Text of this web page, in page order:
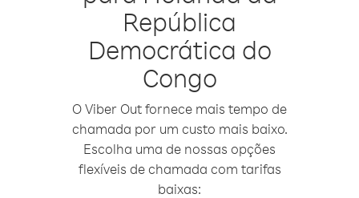
República
Democrática do
Congo
O Viber Out fornece mais tempo de
chamada por um custo mais baixo.
Escolha uma de nossas opções
flexíveis de chamada com tarifas
baixas: